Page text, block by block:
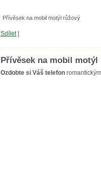
Přívěsek na mobil motýl růžový
Sdílet
Přívěsek na mobil motýl
Ozdobte si Váš telefon